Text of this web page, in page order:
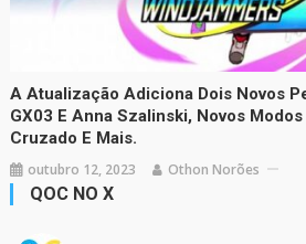
A Atualização Adiciona Dois Novos
GX03 E Anna Szalinski, Novos
Cruzado E Mais.
outubro 12, 2023 Othon Norões
QOC NO X